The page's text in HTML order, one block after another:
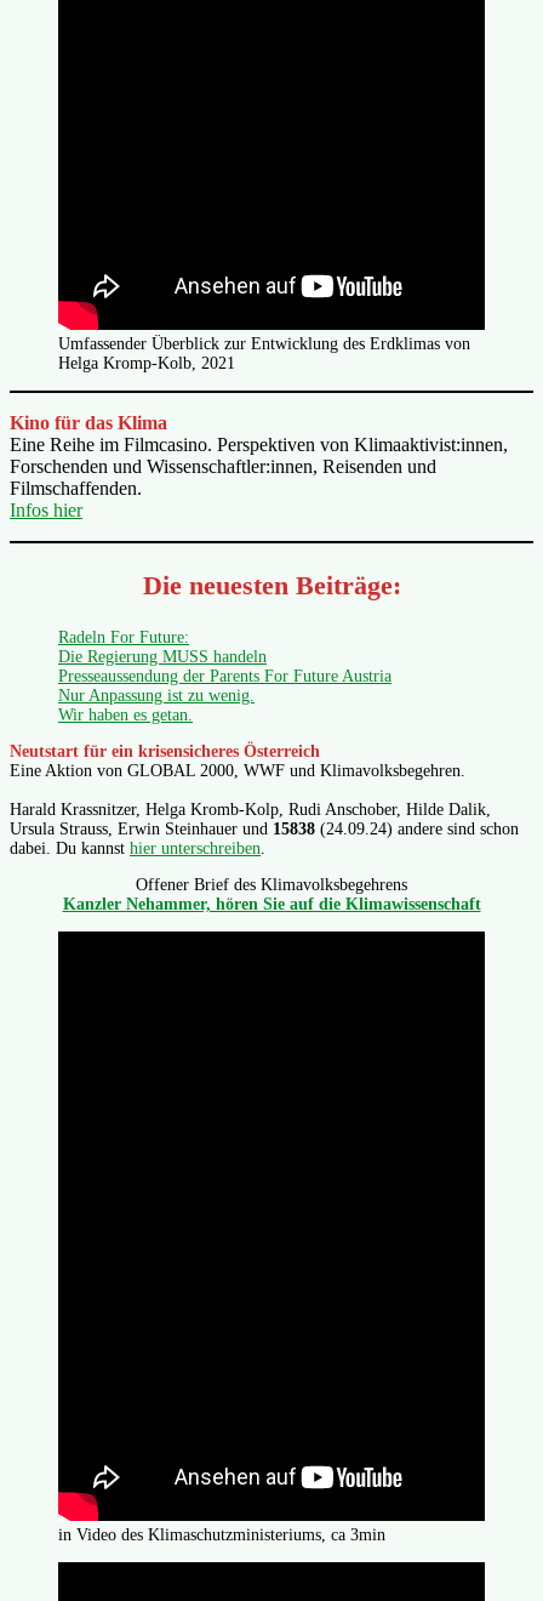
Umfassender Überblick zur Entwicklung des Erdklimas von
Helga Kromp-Kolb, 2021
Kino für das Klima
Eine Reihe im Filmcasino. Perspektiven von Klimaaktivist:innen,
Forschenden und Wissenschaftler:innen, Reisenden und
Filmschaffenden.
Infos hier
Die neuesten Beiträge:
Radeln For Future:
Die Regierung MUSS handeln
Presseaussendung der Parents For Future Austria
Nur Anpassung ist zu wenig.
Wir haben es getan.
Neutstart für ein krisensicheres Österreich
Eine Aktion von GLOBAL 2000, WWF und Klimavolksbegehren.
Harald Krassnitzer, Helga Kromb-Kolp, Rudi Anschober, Hilde Dalik,
Ursula Strauss, Erwin Steinhauer und 15838 (24.09.24) andere sind schon
dabei. Du kannst hier unterschreiben
Offener Brief des Klimavolksbegehrens
Kanzler Nehammer, hören Sie auf die Klimawissenschaft
in Video des Klimaschutzministeriums, ca 3min